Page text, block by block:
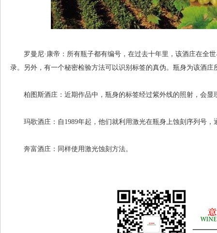
罗曼尼·康帝：所有瓶子都有编号，在过去十年里，该酒庄在全世
录。另外，有一个秘密检验方法可以识别标签的真伪。瓶身为该酒庄
柏图斯酒庄：近期作品中，瓶身的标签经过紫外线的照射，会显
玛歌酒庄：自1989年起，他们就利用激光在瓶身上蚀刻序列号，
奔富酒庄：同样使用激光蚀刻方法。